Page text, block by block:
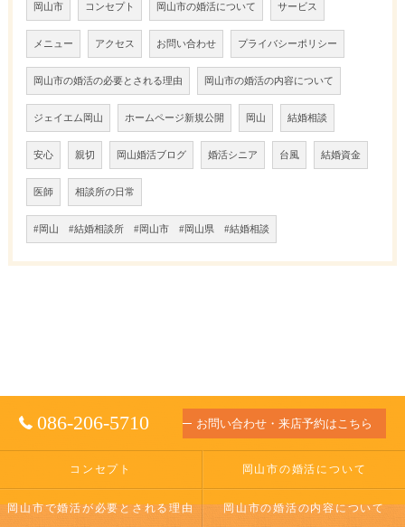
岡山市 コンセプト 岡山市の婚活について サービス
メニュー アクセス お問い合わせ プライバシーポリシー
岡山市の婚活の必要とされる理由 岡山市の婚活の内容について
ジェイエム岡山 ホームページ新規公開 岡山 結婚相談
安心 親切 岡山婚活ブログ 婚活シニア 台風 結婚資金
医師 相談所の日常
#岡山 #結婚相談所 #岡山市 #岡山県 #結婚相談
086-206-5710 お問い合わせ・来店予約はこちら
コンセプト 岡山市の婚活について
岡山市で婚活が必要とされる理由 岡山市の婚活の内容について